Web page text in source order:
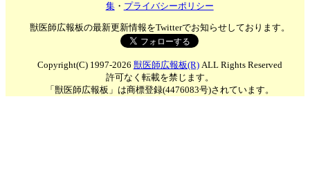
集・ プライバシーポリシー
獣医師広報板の最新更新情報をTwitterでお知らせしております。
Copyright(C) 1997-2026 獣医師広報板(R)ALL Rights Reserved
許可なく転載を禁じます。
「獣医師広報板」は商標登録(4476083号)されています。